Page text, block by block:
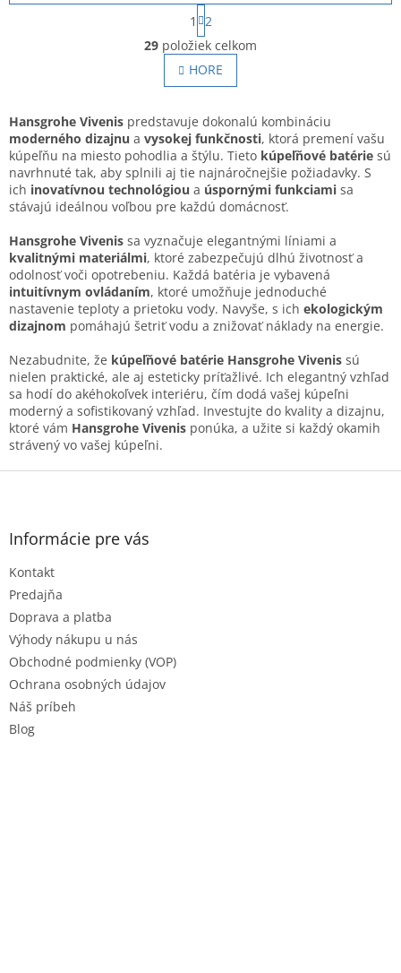
O
v
l
á
a
c
i
e
p
r
k
y
v
ý
p
i
u
S
t
r
á
n
k
v
a
n
i
e
1
2
29 položiek celkom
HORE
Hansgrohe Vivenis predstavuje dokonalú kombináciu
moderného dizajnu a vysokej funkčnosti, ktorá premení vašu
kúpeľňu na miesto pohodlia a štýlu. Tieto kúpeľňové batérie sú
navrhnuté tak, aby splnili aj tie najnáročnejšie požiadavky. S
ich inovatívnou technológiou a úspornými funkciami sa
stávajú ideálnou voľbou pre každú domácnosť.
Hansgrohe Vivenis sa vyznačuje elegantnými líniami a
kvalitnými materiálmi, ktoré zabezpečujú dlhú životnosť a
odolnosť voči opotrebeniu. Každá batéria je vybavená
intuitívnym ovládaním, ktoré umožňuje jednoduché
nastavenie teploty a prietoku vody. Navyše, s ich ekologickým
dizajnom pomáhajú šetriť vodu a znižovať náklady na energie.
Nezabudnite, že kúpeľňové batérie Hansgrohe Vivenis sú
nielen praktické, ale aj esteticky príťažlivé. Ich elegantný vzhľad
sa hodí do akéhokoľvek interiéru, čím dodá vašej kúpeľni
moderný a sofistikovaný vzhľad. Investujte do kvality a dizajnu,
ktoré vám Hansgrohe Vivenis ponúka, a užite si každý okamih
strávený vo vašej kúpeľni.
Z
Informácie pre vás
Kontakt
Predajňa
Doprava a platba
Výhody nákupu u nás
Obchodné podmienky (VOP)
Ochrana osobných údajov
Náš príbeh
Blog